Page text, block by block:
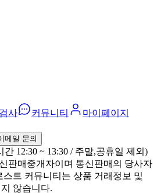
사 커뮤니티
마이페이지
메일 문의
간 12:30 ~ 13:30 / 주말,공휴일 제외)
판매중개자이며 통신판매의 당사자
트 커뮤니티는 상품 거래정보 및
않습니다.